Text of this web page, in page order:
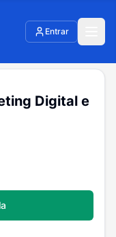
Entrar
Digital e